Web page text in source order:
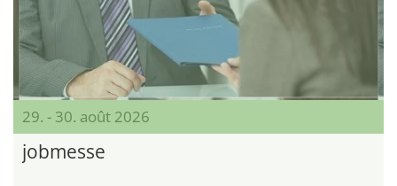
29. - 30. août 2026
jobmesse